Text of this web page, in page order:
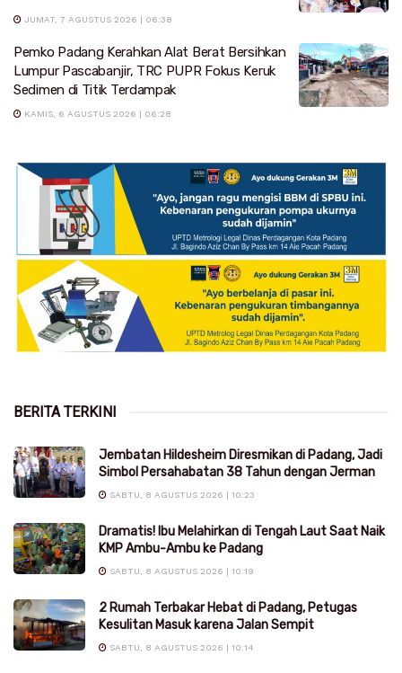
JUMAT, 7 AGUSTUS 2026 | 06:38
Pemko Padang Kerahkan Alat Berat Bersihkan
Lumpur Pascabanjir, TRC PUPR Fokus Keruk
Sedimen di Titik Terdampak
KAMIS, 6 AGUSTUS 2026 | 06:28
BERITA TERKINI
Jembatan Hildesheim Diresmikan di Padang, Jadi
Simbol Persahabatan 38 Tahun dengan Jerman
SABTU, 8 AGUSTUS 2026 | 10:23
Dramatis! Ibu Melahirkan di Tengah Laut Saat Naik
KMP Ambu-Ambu ke Padang
SABTU, 8 AGUSTUS 2026 | 10:19
2 Rumah Terbakar Hebat di Padang, Petugas
Kesulitan Masuk karena Jalan Sempit
SABTU, 8 AGUSTUS 2026 | 10:14